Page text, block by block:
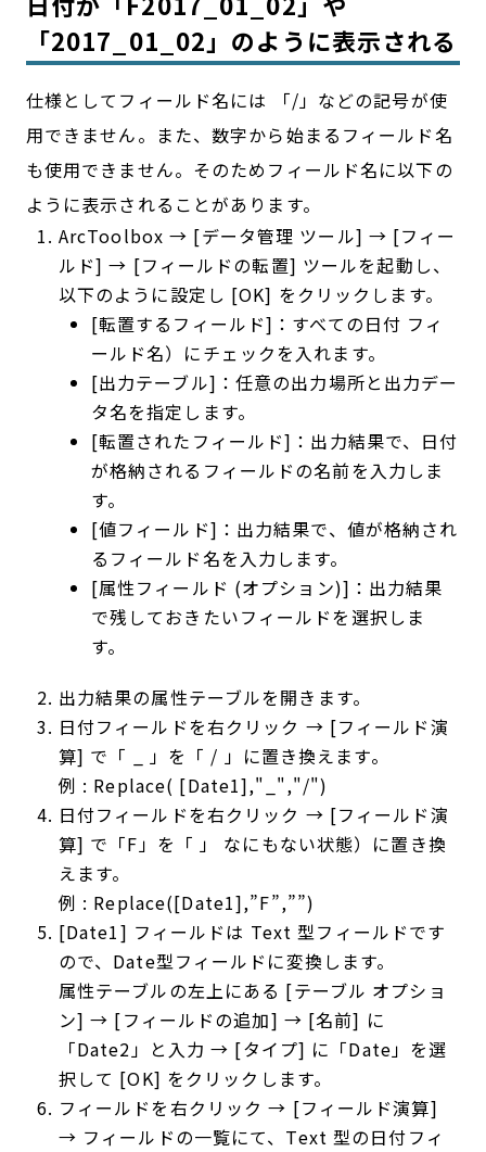
「2017_01_02」のように表示される
仕様としてフィールド名には 「/」などの記号が使
用できません。また、数字から始まるフィールド名
も使用できません。そのためフィールド名に以下の
ように表示されることがあります。
ArcToolbox → [データ管理 ツール] → [フィー
ルド] → [フィールドの転置] ツールを起動し、
以下のように設定し [OK] をクリックします。
[転置するフィールド]：すべての日付 フィ
ールド名）にチェックを入れます。
[出力テーブル]：任意の出力場所と出力デー
タ名を指定します。
[転置されたフィールド]：出力結果で、日付
が格納されるフィールドの名前を入力しま
す。
[値フィールド]：出力結果で、値が格納され
るフィールド名を入力します。
[属性フィールド (オプション)]：出力結果
で残しておきたいフィールドを選択しま
す。
出力結果の属性テーブルを開きます。
日付フィールドを右クリック → [フィールド演
算] で「 _ 」を「 / 」に置き換えます。
例 : Replace( [Date1],"_","/")
日付フィールドを右クリック → [フィールド演
算] で「F」を「 」 なにもない状態）に置き換
えます。
例 : Replace([Date1],”F”,””)
[Date1] フィールドは Text 型フィールドです
ので、Date型フィールドに変換します。
属性テーブルの左上にある [テーブル オプショ
ン] → [フィールドの追加] → [名前] に
「Date2」と入力 → [タイプ] に「Date」を選
択して [OK] をクリックします。
フィールドを右クリック → [フィールド演算]
→ フィールドの一覧にて、Text 型の日付フィ